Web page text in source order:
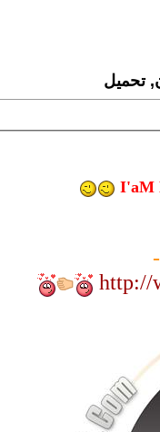
تحميل
I'aM
http://